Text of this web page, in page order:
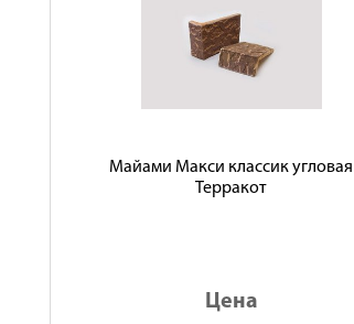
Майами Макси классик угловая
Терракот
Цена